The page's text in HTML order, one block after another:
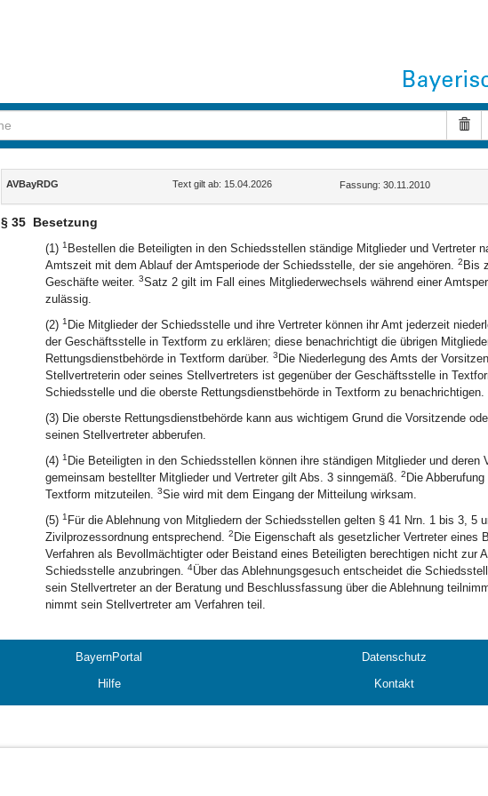
Inhalt
AVBayRDG Text gilt ab: 15.04.2026 Fassung: 30.11.2010
§ 35 Besetzung
(1) 1 Bestellen die Beteiligten in den Schiedsstellen ständige Mitglieder und Vertreter
Amtszeit mit dem Ablauf der Amtsperiode der Schiedsstelle, der sie angehören. 2 Bis
Geschäfte weiter. 3Satz 2 gilt im Fall eines Mitgliederwechsels während einer
zulässig.
(2) 1 Die Mitglieder der Schiedsstelle und ihre Vertreter können ihr Amt jederzeit
der Geschäftsstelle in Textform zu erklären; diese benachrichtigt die übrigen
Rettungsdienstbehörde in Textform darüber. 3 Die Niederlegung des Amts der
Stellvertreterin oder seines Stellvertreters ist gegenüber der Geschäftsstelle in
Schiedsstelle und die oberste Rettungsdienstbehörde in Textform zu benachrichtigen.
(3) Die oberste Rettungsdienstbehörde kann aus wichtigem Grund die Vorsitzende
seinen Stellvertreter abberufen.
(4) 1 Die Beteiligten in den Schiedsstellen können ihre ständigen Mitglieder und deren
gemeinsam bestellter Mitglieder und Vertreter gilt Abs. 3 sinngemäß. 2 Die
Textform mitzuteilen. 3Sie wird mit dem Eingang der Mitteilung wirksam.
(5) 1 Für die Ablehnung von Mitgliedern der Schiedsstellen gelten § 41 Nrn. 1 bis 3, 5
Zivilprozessordnung entsprechend. 2 Die Eigenschaft als gesetzlicher Vertreter eines
Verfahren als Bevollmächtigter oder Beistand eines Beteiligten berechtigen nicht zur
Schiedsstelle anzubringen. 4Über das Ablehnungsgesuch entscheidet die
sein Stellvertreter an der Beratung und Beschlussfassung über die Ablehnung
nimmt sein Stellvertreter am Verfahren teil.
BayernPortal Datenschutz
Hilfe Kontakt